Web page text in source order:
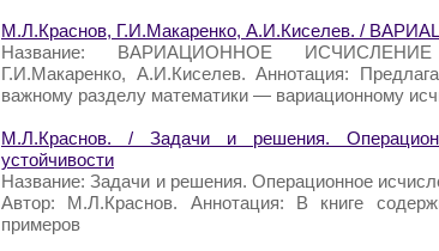
М.Л.Краснов, Г.И.Макаренко, А.И.Киселев. /
Название: ВАРИАЦИОННОЕ ИСЧИСЛЕНИЕ
Г.И.Макаренко, А.И.Киселев. Аннотация:
важному разделу математики — вариационному
М.Л.Краснов. / Задачи и решения.
устойчивости
Название: Задачи и решения. Операционное
Автор: М.Л.Краснов. Аннотация: В книге
примеров